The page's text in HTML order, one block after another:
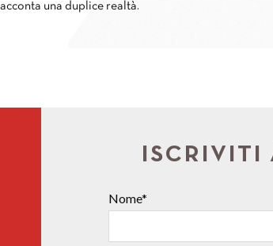
una duplice realtà.
ISCRIVITI
Nome*